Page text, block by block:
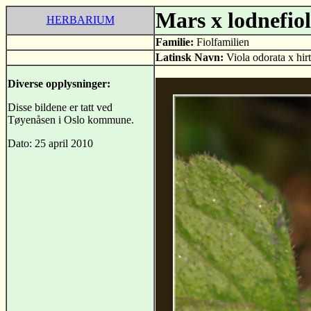
HERBARIUM Mars x lodnefiol
Familie: Fiolfamilien
Latinsk Navn: Viola odorata x
Diverse opplysninger:
Disse bildene er tatt ved
Tøyenåsen i Oslo kommune.
Dato: 25 april 2010